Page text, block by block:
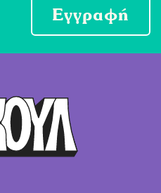
Εγγραφή